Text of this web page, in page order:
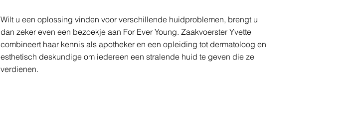
Wilt u een oplossing vinden voor verschillende huidproblemen, brengt u
dan zeker even een bezoekje aan For Ever Young. Zaakvoerster Yvette
combineert haar kennis als apotheker en een opleiding tot dermatoloog en
esthetisch deskundige om iedereen een stralende huid te geven die ze
verdienen.